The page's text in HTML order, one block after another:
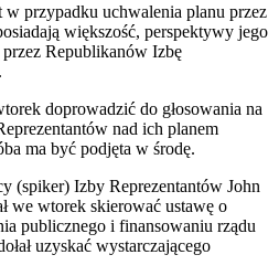
przypadku uchwalenia planu przez
większość, perspektywy jego
Republikanów Izbę
doprowadzić do głosowania na
nad ich planem
ma być podjęta w środę.
(spiker) Izby Reprezentantów John
we wtorek skierować ustawę o
publicznego i finansowaniu rządu
uzyskać wystarczającego